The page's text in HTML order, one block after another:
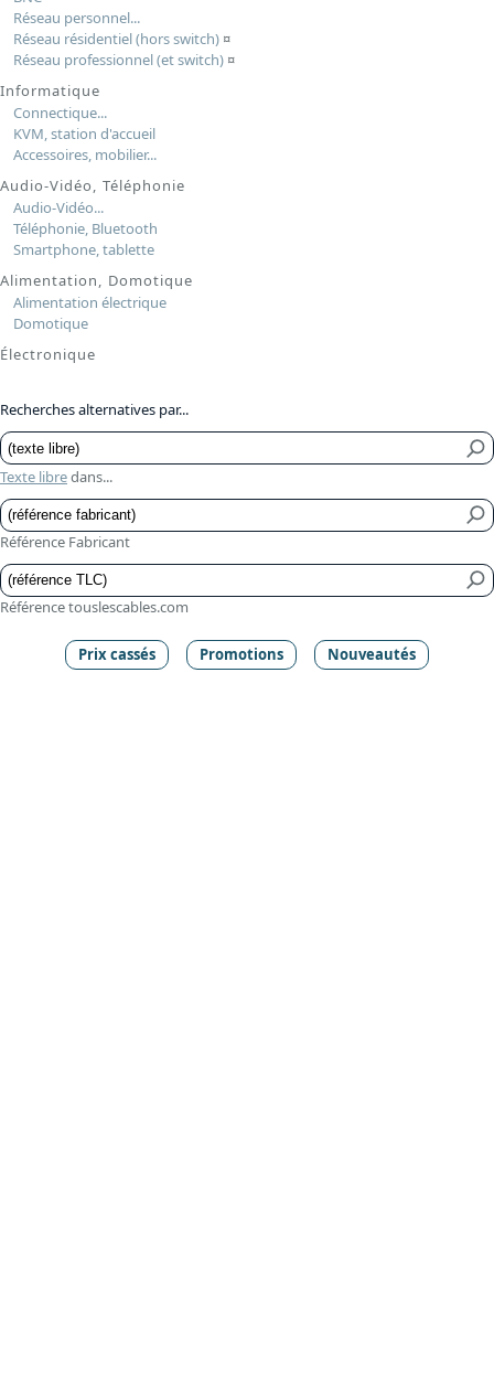
Réseau personnel...
Réseau résidentiel (hors switch)¤
Réseau professionnel (et switch)¤
Informatique
Connectique...
KVM, station d'accueil
Accessoires, mobilier...
Audio-Vidéo, Téléphonie
Audio-Vidéo...
Téléphonie, Bluetooth
Smartphone, tablette
Alimentation, Domotique
Alimentation électrique
Domotique
Électronique
Recherches alternatives par...
Texte libredans...
Référence Fabricant
Référence touslescables.com
Prix cassés Promotions Nouveautés